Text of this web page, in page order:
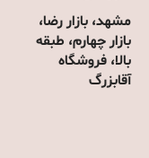
مشهد، بازار رضا،
بازار چهارم، طبقه
بالا، فروشگاه
آقابزرگ